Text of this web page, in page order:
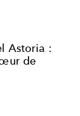
Astoria :
de